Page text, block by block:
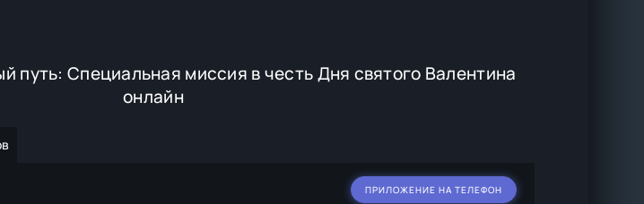
путь: Специальная миссия в честь Дня святого Валентина
онлайн
ПРИЛОЖЕНИЕ НА ТЕЛЕФОН